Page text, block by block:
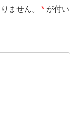
ません。 * が付い